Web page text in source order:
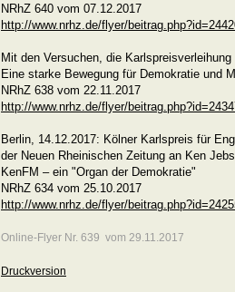
NRhZ 640 vom 07.12.2017
http://www.nrhz.de/flyer/
Mit den Versuchen, die
Eine starke Bewegung für Demokratie und
NRhZ 638 vom 22.11.2017
http://www.nrhz.de/flyer/
Berlin, 14.12.2017: Kölner Karlspreis für
der Neuen Rheinischen Zeitung an Ken
KenFM – ein "Organ der Demokratie"
NRhZ 634 vom 25.10.2017
http://www.nrhz.de/flyer/
Online-Flyer Nr. 639 vom 29.11.2017
Druckversion